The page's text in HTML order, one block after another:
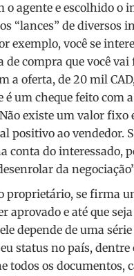
o agente e escolhido
“lances” de diversos
exemplo, você se
de compra que você
a oferta, de 20 mil
um cheque feito com
existe um valor
positivo ao vendedor.
conta do interessado,
da
proprietário, se firma
e até que
depende de uma
status no país,
todos os